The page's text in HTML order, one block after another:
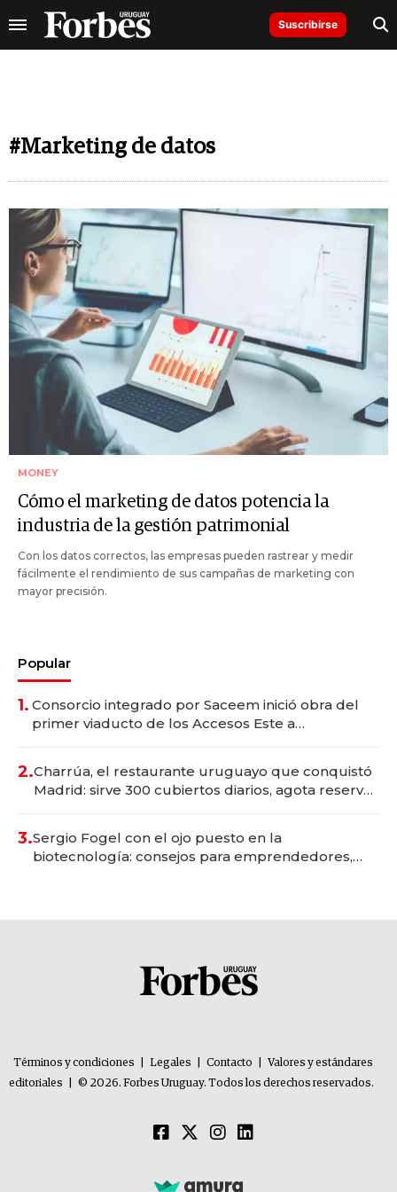
Suscribirse
#Marketing de datos
MONEY
Cómo el marketing de datos potencia la
industria de la gestión patrimonial
Con los datos correctos, las empresas pueden rastrear y medir
fácilmente el rendimiento de sus campañas de marketing con
mayor precisión.
Popular
1. Consorcio integrado por Saceem inició obra del
primer viaducto de los Accesos Este a
2.Charrúa, el restaurante uruguayo que conquistó
Madrid: sirve 300 cubiertos diarios, agota reservas
3.Sergio Fogel con el ojo puesto en la
biotecnología: consejos para emprendedores,
Términos y condiciones Legales Contacto
Valores y estándares
editoriales
© 2026. Forbes Uruguay. Todos los derechos reservados.